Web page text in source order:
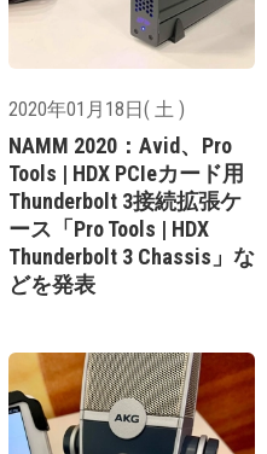
2020年01月18日( 土 )
NAMM 2020：Avid、Pro
Tools | HDX PCIeカード用
Thunderbolt 3接続拡張ケ
ース「Pro Tools | HDX
Thunderbolt 3 Chassis」な
どを発表